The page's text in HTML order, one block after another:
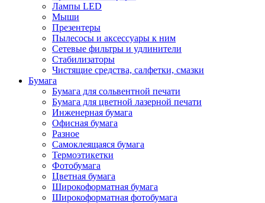
Лампы LED
Мыши
Презентеры
Пылесосы и аксессуары к ним
Сетевые фильтры и удлинители
Стабилизаторы
Чистящие средства, салфетки, смазки
Бумага
Бумага для сольвентной печати
Бумага для цветной лазерной печати
Инженерная бумага
Офисная бумага
Разное
Самоклеящаяся бумага
Термоэтикетки
Фотобумага
Цветная бумага
Широкоформатная бумага
Широкоформатная фотобумага